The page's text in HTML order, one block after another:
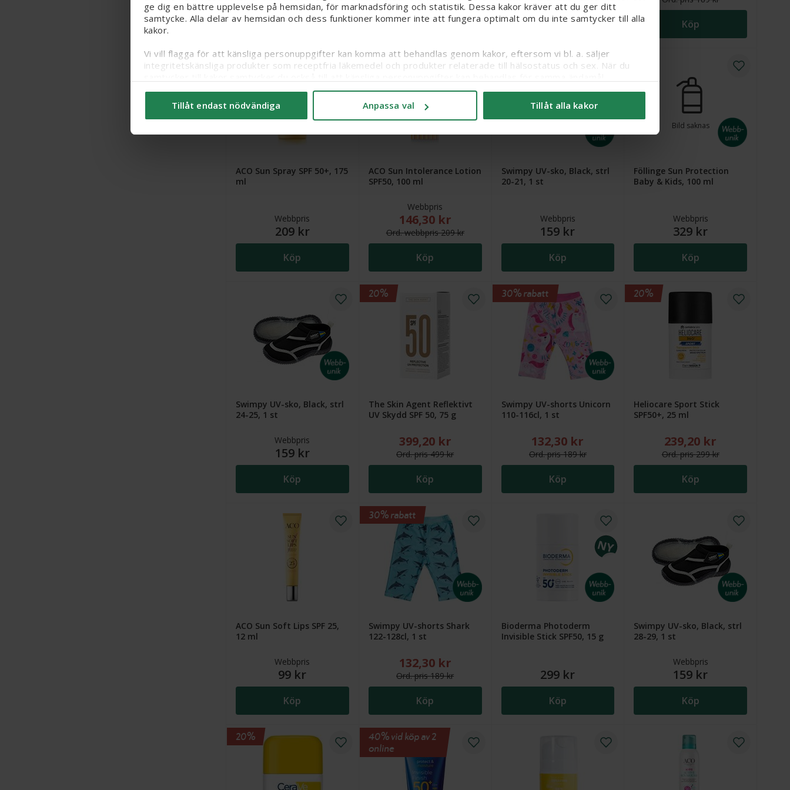
ge dig en bättre upplevelse på hemsidan, för marknadsföring och statistik. Dessa kakor kräver att du ger ditt
samtycke. Alla delar av hemsidan och dess funktioner kommer inte att fungera optimalt om du inte samtycker till alla
kakor.
Vi vill flagga för att känsliga personuppgifter kan komma att behandlas genom kakor, eftersom vi bl. a. säljer
integritetskänsliga produkter som receptfria läkemedel och produkter relaterade till hälsostatus och sex. När du
Du kan ändra/dra tillbaka ditt samtycke och läsa mer om vilka kakor vi använder under ’Anpassa val’. Läs mer om
här.
Tillåt endast nödvändiga Anpassa val Tillåt alla kakor
Köp Köp Köp Köp
ACO Sun Spray SPF 50+, 175
ml
Webbpris
209 kr
Köp
ACO Sun Intolerance Lotion
SPF50, 100 ml
Webbpris
Nytt reducerat pris: 146,30 kr. Ordinarie webbpris (överstruket): 209 kr
146,30 kr
Ord.webbpris209 kr
Köp
30%
Swimpy UV-sko, Black, strl
20-21, 1 st
Webbpris
159 kr
Köp
Bild saknas
Föllinge Sun Protection
Baby & Kids, 100 ml
Webbpris
329 kr
Köp
Swimpy UV-sko, Black, strl
24-25, 1 st
Webbpris
159 kr
Köp
The Skin Agent Reflektivt
UV Skydd SPF 50, 75 g
Nytt reducerat pris: 399,20 kr. Ordinarie pris (överstruket): 499 kr
399,20 kr
Ord.pris499 kr
Köp
20%
Swimpy UV-shorts Unicorn
110-116cl, 1 st
Nytt reducerat pris: 132,30 kr. Ordinarie pris (överstruket):
132,30 kr
Ord.pris189 kr
Köp
30% rabatt
Heliocare Sport Stick
SPF50+, 25 ml
Nytt reducerat pris:
239,20 kr
Ord.pris299 kr
Köp
20%
ACO Sun Soft Lips SPF 25,
12 ml
Webbpris
99 kr
Köp
Swimpy UV-shorts Shark
122-128cl, 1 st
Nytt reducerat pris: 132,30 kr. Ordinarie pris (överstruket): 189 kr
132,30 kr
Ord.pris189 kr
Köp
30% rabatt
Bioderma Photoderm
Invisible Stick SPF50, 15 g
299 kr
Köp
Swimpy UV-sko, Black, strl
28-29, 1 st
Webbpris
159 kr
Köp
20%
40% vid köp av 2
online